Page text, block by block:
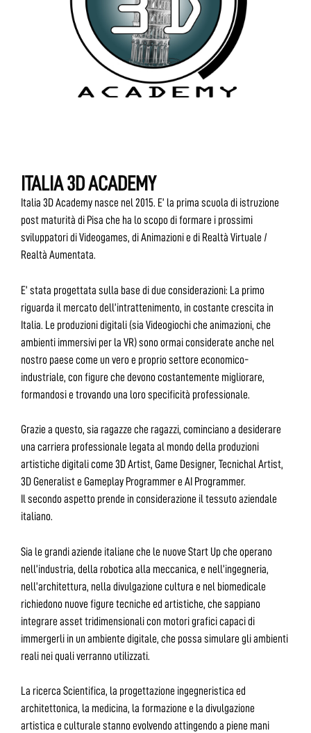
ITALIA 3D ACADEMY
Italia 3D Academy nasce nel 2015. E’ la prima scuola di istruzione
post maturità di Pisa che ha lo scopo di formare i prossimi
sviluppatori di Videogames, di Animazioni e di Realtà Virtuale /
Realtà Aumentata.
E’ stata progettata sulla base di due considerazioni: La primo
riguarda il mercato dell’intrattenimento, in costante crescita in
Italia. Le produzioni digitali (sia Videogiochi che animazioni, che
ambienti immersivi per la VR) sono ormai considerate anche nel
nostro paese come un vero e proprio settore economico-
industriale, con figure che devono costantemente migliorare,
formandosi e trovando una loro specificità professionale.
Grazie a questo, sia ragazze che ragazzi, cominciano a desiderare
una carriera professionale legata al mondo della produzioni
artistiche digitali come 3D Artist, Game Designer, Tecnichal Artist,
3D Generalist e Gameplay Programmer e AI Programmer.
Il secondo aspetto prende in considerazione il tessuto aziendale
italiano.
Sia le grandi aziende italiane che le nuove Start Up che operano
nell’industria, della robotica alla meccanica, e nell’ingegneria,
nell’architettura, nella divulgazione cultura e nel biomedicale
richiedono nuove figure tecniche ed artistiche, che sappiano
integrare asset tridimensionali con motori grafici capaci di
immergerli in un ambiente digitale, che possa simulare gli ambienti
reali nei quali verranno utilizzati.
La ricerca Scientifica, la progettazione ingegneristica ed
architettonica, la medicina, la formazione e la divulgazione
artistica e culturale stanno evolvendo attingendo a piene mani